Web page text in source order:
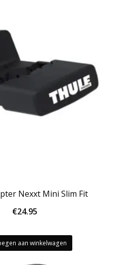
Nexxt Mini Slim Fit
€24.95
aan winkelwagen